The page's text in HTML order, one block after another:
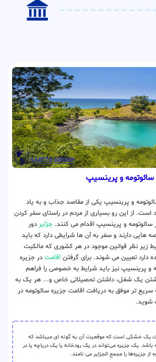
سائوتومه و پرینسیپ
و پرینسیپ یکی از مقاصد جذاب و به یاد
است. از این رو بسیاری از مردم در راستای سفر کردن
سائوتومه و پرینسیپ اقدام می کنند. جزایر دور
دارند و سفر به آن ها شرایطی دارد که باید
زیر نظر قوانین موجود در هر کشوری که مالکیت
دارد تعیین می شوند. برای گرفتن اقامت در جزیره
و پرینسیپ نیز باید شرایط به خصوصی را فراهم
یک شغل، داشتن تحصیلاتی خاص و... هر یک به
تر موفق به دریافت اقامت جزیره سائوتومه در
شوید.
یک خشکی است که موقعیت آن به گونه ای میباشد که
باشد. یک جزیره می‌تواند در یک رودخانه یا یک دریاچه یا در
جزیره‌ها را مجمع الجزایر می نامند.